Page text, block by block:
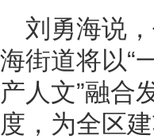
刘勇海说
海街道将以“
产人文”融合
度，为全区